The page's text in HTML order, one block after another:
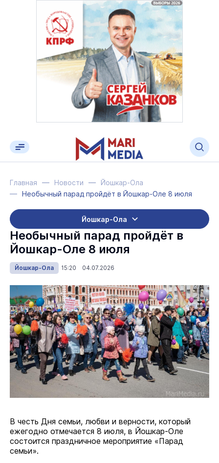
Главная Новости
Йошкар-Ола
Необычный парад пройдёт в Йошкар-Оле 8 июля
Йошкар-Ола
Необычный парад пройдёт в
Йошкар-Оле 8 июля
Йошкар-Ола 15:20 04.07.2026
В честь Дня семьи, любви и верности, который
ежегодно отмечается 8 июля, в Йошкар-Оле
состоится праздничное мероприятие «Парад
семьи».